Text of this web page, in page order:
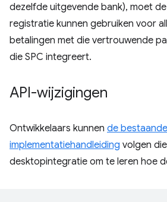
dezelfde uitgevende bank), moet
registratie kunnen gebruiken voor
betalingen met die vertrouwende
die SPC integreert.
API-wijzigingen
Ontwikkelaars kunnen de bestaande
implementatiehandleiding volgen
desktopintegratie om te leren hoe